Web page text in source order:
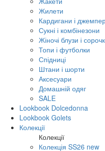
Жилети
Кардигани і
Сукні і комбінезони
Жіночі блузи і
Топи і футболки
Спідниці
Штани і шорти
Аксесуари
Домашній одяг
SALE
Lookbook Dolcedonna
Lookbook Golets
Колекції
Колекції
Колекція SS26 new